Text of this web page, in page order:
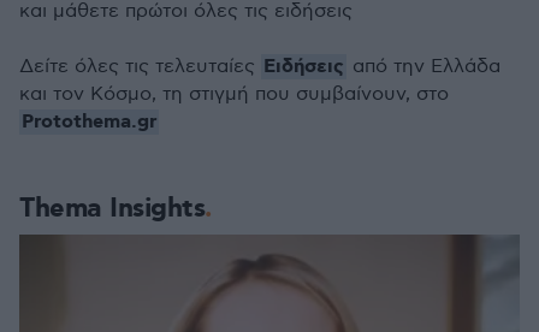
Thema Insights
και μάθετε πρώτοι όλες τις ειδήσεις
Δείτε όλες τις τελευταίες Ειδήσεις από την Ελλάδα
και τον Κόσμο, τη στιγμή που συμβαίνουν, στο
Protothema.gr